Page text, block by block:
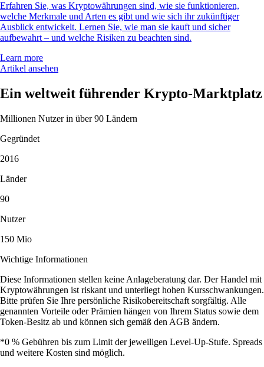
Erfahren Sie, was Kryptowährungen sind, wie sie funktionieren,
welche Merkmale und Arten es gibt und wie sich ihr zukünftiger
Ausblick entwickelt. Lernen Sie, wie man sie kauft und sicher
aufbewahrt – und welche Risiken zu beachten sind.
Learn more
Artikel ansehen
Ein weltweit führender Krypto-Marktplatz
Millionen Nutzer in über 90 Ländern
Gegründet
2016
Länder
90
Nutzer
150 Mio
Wichtige Informationen
Diese Informationen stellen keine Anlageberatung dar. Der Handel mit
Kryptowährungen ist riskant und unterliegt hohen Kursschwankungen.
Bitte prüfen Sie Ihre persönliche Risikobereitschaft sorgfältig. Alle
genannten Vorteile oder Prämien hängen von Ihrem Status sowie dem
Token-Besitz ab und können sich gemäß den AGB ändern.
*0 % Gebühren bis zum Limit der jeweiligen Level-Up-Stufe. Spreads
und weitere Kosten sind möglich.